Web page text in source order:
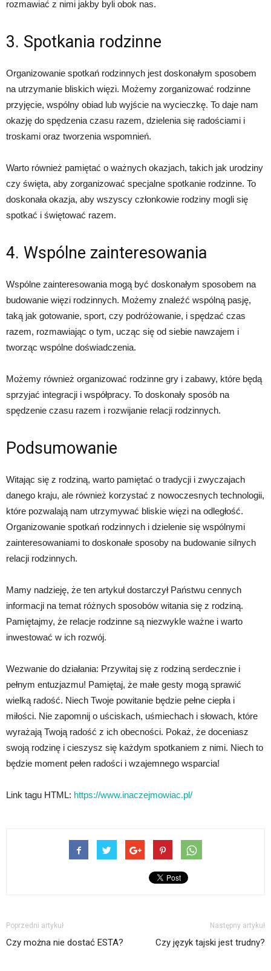
rozmawiać z nimi jakby byli obok nas.
3. Spotkania rodzinne
Organizowanie spotkań rodzinnych jest doskonałym sposobem
na utrzymanie bliskich więzi. Możemy zorganizować rodzinne
przyjęcie, wspólny obiad lub wyjście na wycieczkę. To daje nam
okazję do spędzenia czasu razem, dzielenia się radościami i
troskami oraz tworzenia wspomnień.
Warto również pamiętać o ważnych okazjach, takich jak urodziny
czy święta, aby zorganizować specjalne spotkanie rodzinne. To
doskonała okazja, aby wszyscy członkowie rodziny mogli się
spotkać i świętować razem.
4. Wspólne zainteresowania
Wspólne zainteresowania mogą być doskonałym sposobem na
budowanie więzi rodzinnych. Możemy znaleźć wspólną pasję,
taką jak gotowanie, sport, czy podróżowanie, i spędzać czas
razem, rozmawiając o tym, ucząc się od siebie nawzajem i
tworząc wspólne doświadczenia.
Możemy również organizować rodzinne gry i zabawy, które będą
sprzyjać integracji i współpracy. To doskonały sposób na
spędzenie czasu razem i rozwijanie relacji rodzinnych.
Podsumowanie
Witając się z rodziną, warto pamiętać o tradycji i zwyczajach
danego kraju, ale również korzystać z nowoczesnych technologii,
które pozwalają nam utrzymywać bliskie więzi na odległość.
Organizowanie spotkań rodzinnych i dzielenie się wspólnymi
zainteresowaniami to doskonałe sposoby na budowanie silnych
relacji rodzinnych.
Mamy nadzieję, że ten artykuł dostarczył Państwu cennych
informacji na temat różnych sposobów witania się z rodziną.
Pamiętajmy, że relacje rodzinne są niezwykle ważne i warto
inwestować w ich rozwój.
Wezwanie do działania: Przywitaj się z rodziną serdecznie i
pełnym entuzjazmu! Pamiętaj, że małe gesty mogą sprawić
wielką radość. Niech Twoje powitanie będzie pełne ciepła i
miłości. Nie zapomnij o uściskach, uśmiechach i słowach, które
wyrażają Twoją radość z ich obecności. Pokaż, że doceniasz
swoją rodzinę i cieszysz się każdym spotkaniem z nimi. Niech to
będzie moment pełen radości i wzajemnego wsparcia!
Link tagu HTML: https://www.inaczejmowiac.pl/
Poprzedni artykuł
Czy można nie dostać ESTA?
Następny artykuł
Czy język tajski jest trudny?